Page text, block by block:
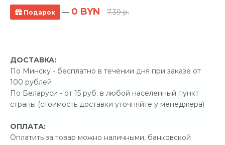
Подарок — 0 BYN 7.39 р.
ДОСТАВКА:
По Минску - бесплатно в течении дня при заказе от
100 рублей
По Беларуси - от 15 руб. в любой населенный пункт
страны (стоимость доставки уточняйте у менеджера)
ОПЛАТА:
Оплатить за товар можно наличными, банковской
4 отзывов
ПРОМОКОД "ЛЕТО" -5%
Экономия 83.00 р.